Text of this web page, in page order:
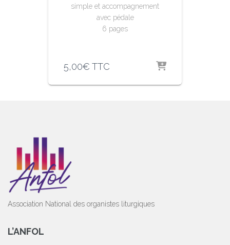
simple et accompagnement
avec pédale
6 pages
5,00€ TTC
Association National des organistes liturgiques
L’ANFOL